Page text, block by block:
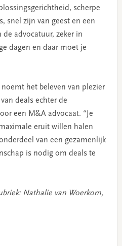
scherpe
snel zijn van geest en een
de advocatuur, zeker in
dagen en daar moet je
het beleven van plezier
deals echter de
een M&A advocaat. “Je
eruit willen halen
van een gezamenlijk
is nodig om deals te
Nathalie van Woerkom,